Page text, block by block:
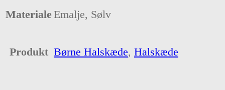
MaterialeEmalje, Sølv
Produkt Børne Halskæde, Halskæde